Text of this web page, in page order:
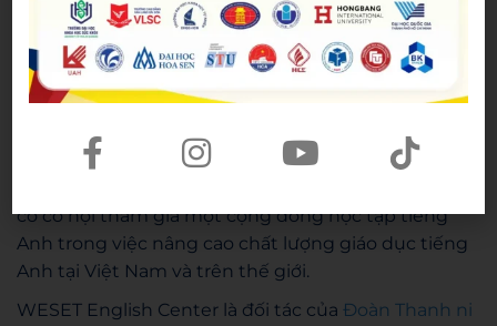
Lời kết
Hội thảo Khoa học Quốc tế VNZ TESOL lần thứ 3 đã
kết thúc với những ấn tượng đầy tích cực và hy
vọng, WESET xin chân thành cảm ơn sự hợp tác
của Trường Đại học Sư phạm và Trường Đại học
có cơ hội tham gia một cộng đồng học tập tiếng
Anh trong việc nâng cao chất lượng giáo dục tiếng
Anh tại Việt Nam và trên thế giới.
WESET English Center là đối tác của Đoàn Thanh ni